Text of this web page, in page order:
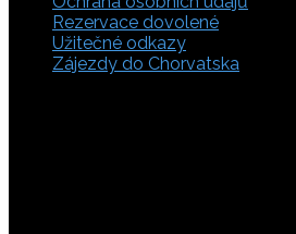
Rezervace dovolené
Užitečné odkazy
Zájezdy do Chorvatska